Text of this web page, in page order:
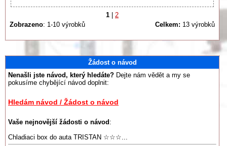
1 | 2
Zobrazeno: 1-10 výrobků Celkem: 13 výrobků
Žádost o návod
Nenašli jste návod, který hledáte? Dejte nám vědět a my se
pokusíme chybějící návod doplnit:
Hledám návod / Žádost o návod
Vaše nejnovější žádosti o návod :
Chladiaci box do auta TRISTAN ☆☆☆...